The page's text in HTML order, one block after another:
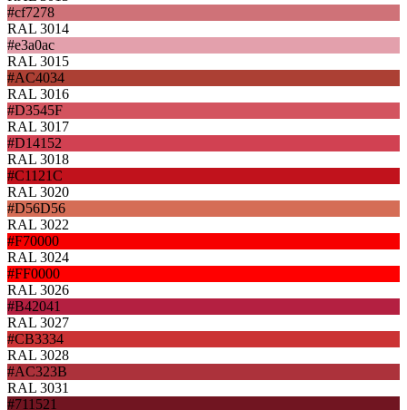
#cf7278
RAL 3014
#e3a0ac
RAL 3015
#AC4034
RAL 3016
#D3545F
RAL 3017
#D14152
RAL 3018
#C1121C
RAL 3020
#D56D56
RAL 3022
#F70000
RAL 3024
#FF0000
RAL 3026
#B42041
RAL 3027
#CB3334
RAL 3028
#AC323B
RAL 3031
#711521